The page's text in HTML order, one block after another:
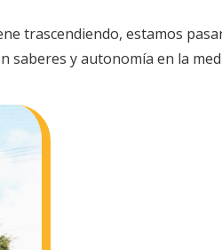
trascendiendo, estamos
y autonomía en la